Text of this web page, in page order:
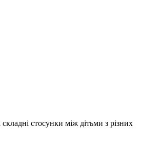
стосунки між дітьми з різних